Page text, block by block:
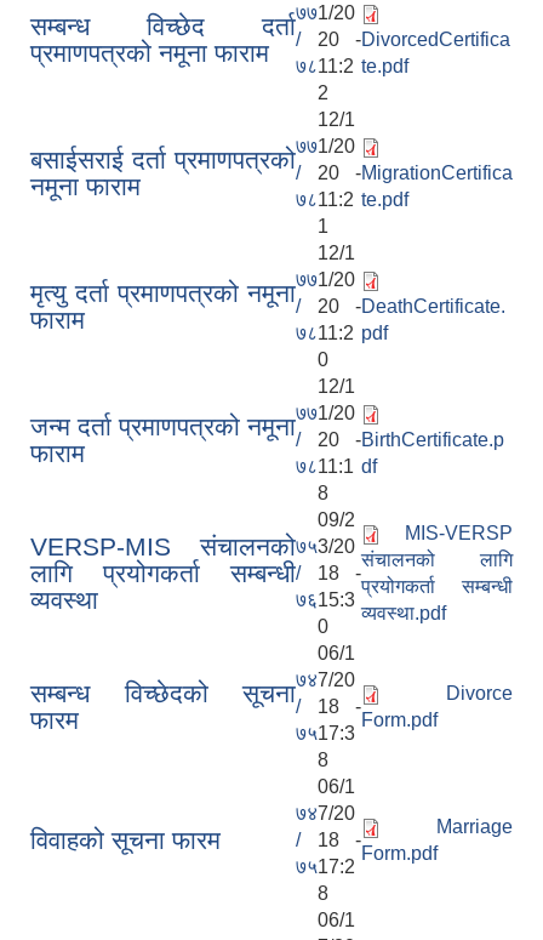
सम्बन्ध विच्छेद दर्ता
प्रमाणपत्रको नमूना फाराम
७७
/
७८
1/20
20 -
11:2
2
DivorcedCertifica
te.pdf
बसाईसराई दर्ता प्रमाणपत्रको
नमूना फाराम
७७
/
७८
12/1
1/20
20 -
11:2
1
MigrationCertifica
te.pdf
मृत्यु दर्ता प्रमाणपत्रको नमूना
फाराम
७७
/
७८
12/1
1/20
20 -
11:2
0
DeathCertificate.
pdf
जन्म दर्ता प्रमाणपत्रको नमूना
फाराम
७७
/
७८
12/1
1/20
20 -
11:1
8
BirthCertificate.p
df
VERSP-MIS संचालनको
लागि प्रयोगकर्ता सम्बन्धी
व्यवस्था
७५
/
७६
09/2
3/20
18 -
15:3
0
MIS-VERSP
संचालनको लागि
प्रयोगकर्ता सम्बन्धी
व्यवस्था.pdf
सम्बन्ध विच्छेदको सूचना
फारम
७४
/
७५
06/1
7/20
18 -
17:3
8
Divorce
Form.pdf
विवाहको सूचना फारम
७४
/
७५
06/1
7/20
18 -
17:2
8
Marriage
Form.pdf
06/1